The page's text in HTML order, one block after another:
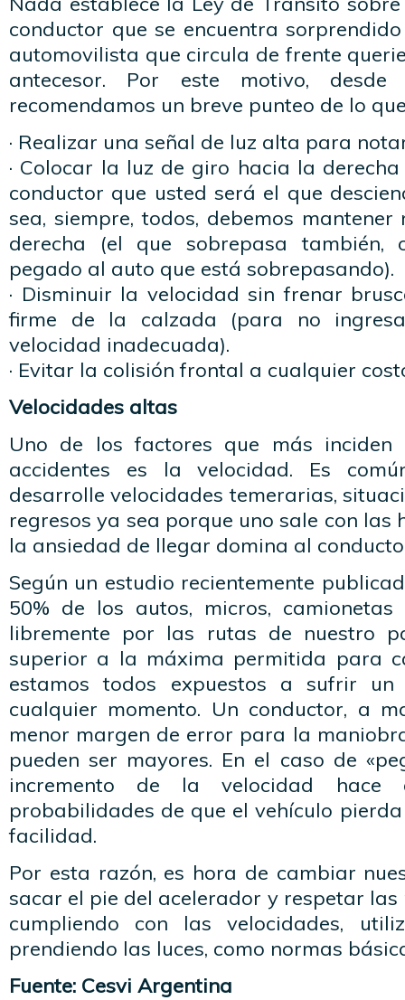
conductor que se encuentra
automovilista que circula de frente
antecesor. Por este motivo, desde
recomendamos un breve punteo de lo
· Realizar una señal de luz alta para
· Colocar la luz de giro hacia la
conductor que usted será el que
sea, siempre, todos, debemos
derecha (el que sobrepasa también,
pegado al auto que está sobrepasando).
· Disminuir la velocidad sin frenar
firme de la calzada (para no
velocidad inadecuada).
· Evitar la colisión frontal a cualquier
Velocidades altas
Uno de los factores que más
accidentes es la velocidad. Es
desarrolle velocidades temerarias,
regresos ya sea porque uno sale con las
la ansiedad de llegar domina al
Según un estudio recientemente
50% de los autos, micros,
libremente por las rutas de nuestro
superior a la máxima permitida para
estamos todos expuestos a sufrir un
cualquier momento. Un conductor, a
menor margen de error para la
pueden ser mayores. En el caso de
incremento de la velocidad hace
probabilidades de que el vehículo
facilidad.
Por esta razón, es hora de cambiar
sacar el pie del acelerador y respetar
cumpliendo con las velocidades,
prendiendo las luces, como normas
Fuente: Cesvi Argentina